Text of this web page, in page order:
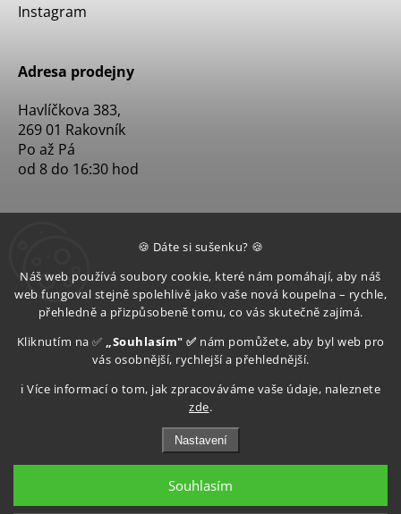
🍪 Dáte si sušenku? 🍪
Náš web používá soubory cookie, které nám pomáhají, aby náš
web fungoval stejně spolehlivě jako vaše nová koupelna – rychle,
přehledně a přizpůsobeně tomu, co vás skutečně zajímá.
Kliknutím na ✅ „Souhlasím" ✅ nám pomůžete, aby byl web pro
vás osobnější, rychlejší a přehlednější.
ℹ️ Více informací o tom, jak zpracováváme vaše údaje, naleznete
zde.
Nastavení
Souhlasím
Instagram
Adresa prodejny
Havlíčkova 383,
269 01 Rakovník
Po až Pá
od 8 do 16:30 hod